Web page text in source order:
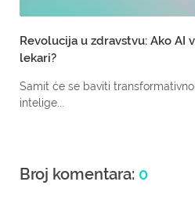
Revolucija u zdravstvu: Ako AI
lekari?
Samit će se baviti
intelige...
Broj komentara: 0